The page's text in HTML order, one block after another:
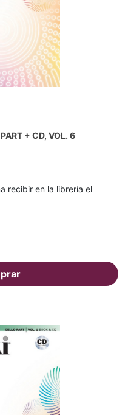
+ CD, VOL. 6
recibir en la librería el